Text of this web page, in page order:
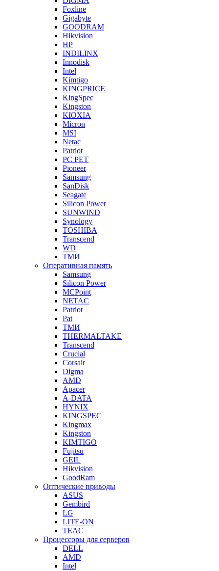
Foxline
Gigabyte
GOODRAM
Hikvision
HP
INDILINX
Innodisk
Intel
Kimtigo
KINGPRICE
KingSpec
Kingston
KIOXIA
Micron
MSI
Netac
Patriot
PC PET
Pioneer
Samsung
SanDisk
Seagate
Silicon Power
SUNWIND
Synology
TOSHIBA
Transcend
WD
ТМИ
Оперативная память
Samsung
Silicon Power
MCPoint
NETAC
Patriot
Pat
ТМИ
THERMALTAKE
Transcend
Crucial
Corsair
Digma
AMD
Apacer
A-DATA
HYNIX
KINGSPEC
Kingmax
Kingston
KIMTIGO
Fujitsu
GEIL
Hikvision
GoodRam
Оптические приводы
ASUS
Gembird
LG
LITE-ON
TEAC
Процессоры для серверов
DELL
AMD
Intel